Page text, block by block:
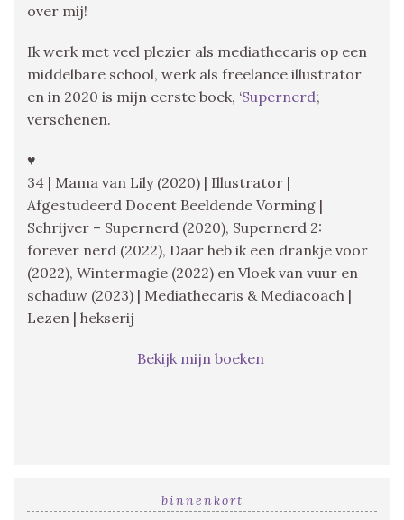
over mij!
Ik werk met veel plezier als mediathecaris op een
middelbare school, werk als freelance illustrator
en in 2020 is mijn eerste boek, ‘Supernerd‘,
verschenen.
♥
34 | Mama van Lily (2020) | Illustrator |
Afgestudeerd Docent Beeldende Vorming |
Schrijver – Supernerd (2020), Supernerd 2:
forever nerd (2022), Daar heb ik een drankje voor
(2022), Wintermagie (2022) en Vloek van vuur en
schaduw (2023) | Mediathecaris & Mediacoach |
Lezen | hekserij
Bekijk mijn boeken
binnenkort